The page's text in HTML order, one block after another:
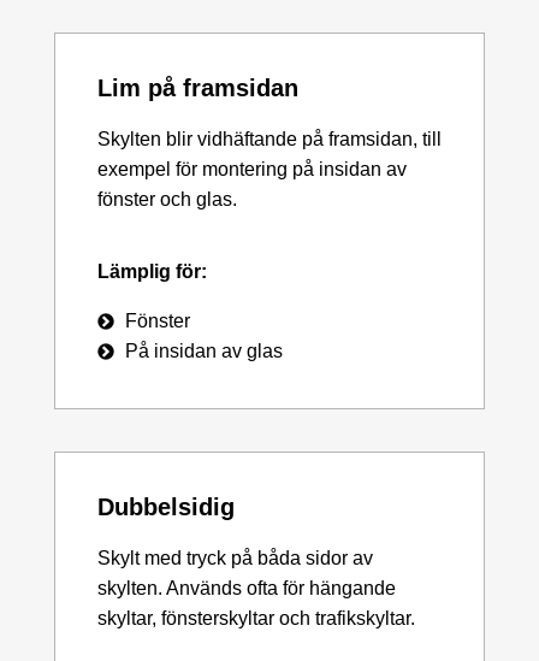
Lim på framsidan
Skylten blir vidhäftande på framsidan, till
exempel för montering på insidan av
fönster och glas.
Lämplig för:
Fönster
På insidan av glas
Dubbelsidig
Skylt med tryck på båda sidor av
skylten. Används ofta för hängande
skyltar, fönsterskyltar och trafikskyltar.